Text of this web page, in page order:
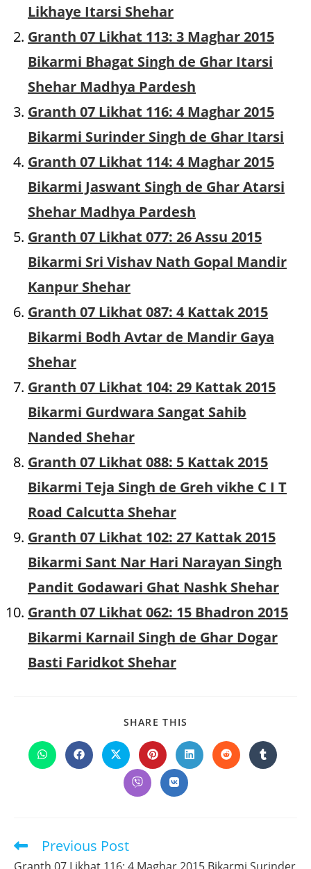
Likhaye Itarsi Shehar
Granth 07 Likhat 113: 3 Maghar 2015
Bikarmi Bhagat Singh de Ghar Itarsi
Shehar Madhya Pardesh
Granth 07 Likhat 116: 4 Maghar 2015
Bikarmi Surinder Singh de Ghar Itarsi
Granth 07 Likhat 114: 4 Maghar 2015
Bikarmi Jaswant Singh de Ghar Atarsi
Shehar Madhya Pardesh
Granth 07 Likhat 077: 26 Assu 2015
Bikarmi Sri Vishav Nath Gopal Mandir
Kanpur Shehar
Granth 07 Likhat 087: 4 Kattak 2015
Bikarmi Bodh Avtar de Mandir Gaya
Shehar
Granth 07 Likhat 104: 29 Kattak 2015
Bikarmi Gurdwara Sangat Sahib
Nanded Shehar
Granth 07 Likhat 088: 5 Kattak 2015
Bikarmi Teja Singh de Greh vikhe C I T
Road Calcutta Shehar
Granth 07 Likhat 102: 27 Kattak 2015
Bikarmi Sant Nar Hari Narayan Singh
Pandit Godawari Ghat Nashk Shehar
Granth 07 Likhat 062: 15 Bhadron 2015
Bikarmi Karnail Singh de Ghar Dogar
Basti Faridkot Shehar
SHARE THIS
CONTENT
Opens
in
Opens
in
Opens
in
new
window
Opens
in
new
window
Opens
in
Opens
in
Opens
in
Opens
in
Opens
in
Read
Previous Post